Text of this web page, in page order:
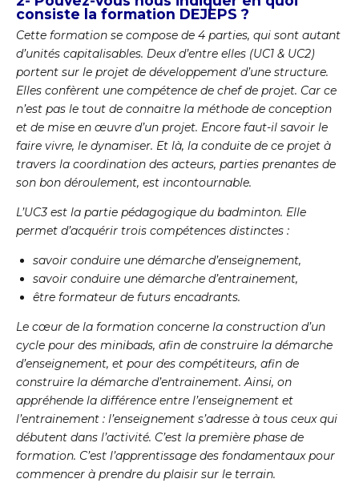
consiste la formation DEJEPS ?
Cette formation se compose de 4 parties, qui sont autant
d’unités capitalisables. Deux d’entre elles (UC1 & UC2)
portent sur le projet de développement d’une structure.
Elles confèrent une compétence de chef de projet. Car ce
n’est pas le tout de connaitre la méthode de conception
et de mise en œuvre d’un projet. Encore faut-il savoir le
faire vivre, le dynamiser. Et là, la conduite de ce projet à
travers la coordination des acteurs, parties prenantes de
son bon déroulement, est incontournable.
L’UC3 est la partie pédagogique du badminton. Elle
permet d’acquérir trois compétences distinctes :
savoir conduire une démarche d’enseignement,
savoir conduire une démarche d’entrainement,
être formateur de futurs encadrants.
Le cœur de la formation concerne la construction d’un
cycle pour des minibads, afin de construire la démarche
d’enseignement, et pour des compétiteurs, afin de
construire la démarche d’entrainement. Ainsi, on
appréhende la différence entre l’enseignement et
l’entrainement : l’enseignement s’adresse à tous ceux qui
débutent dans l’activité. C’est la première phase de
formation. C’est l’apprentissage des fondamentaux pour
commencer à prendre du plaisir sur le terrain.